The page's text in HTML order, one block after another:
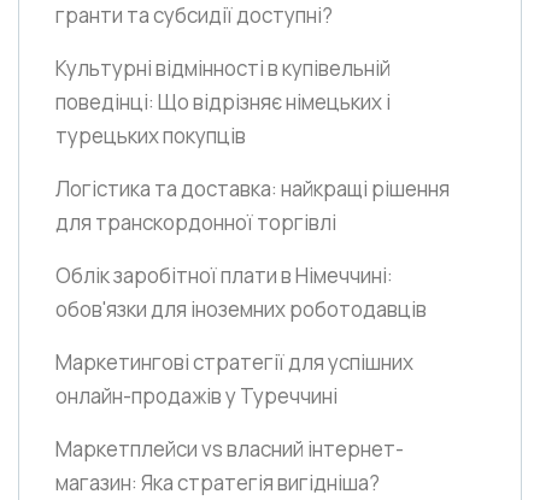
гранти та субсидії доступні?
Культурні відмінності в купівельній
поведінці: Що відрізняє німецьких і
турецьких покупців
Логістика та доставка: найкращі рішення
для транскордонної торгівлі
Облік заробітної плати в Німеччині:
обов'язки для іноземних роботодавців
Маркетингові стратегії для успішних
онлайн-продажів у Туреччині
Маркетплейси vs власний інтернет-
магазин: Яка стратегія вигідніша?